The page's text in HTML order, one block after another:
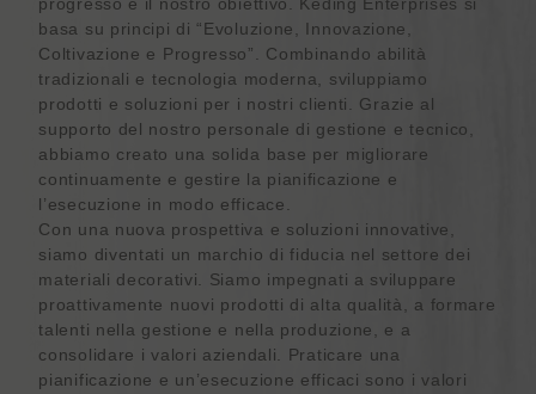
basa su principi di “Evoluzione, Innovazione,
Coltivazione e Progresso”. Combinando abilità
tradizionali e tecnologia moderna, sviluppiamo
prodotti e soluzioni per i nostri clienti. Grazie al
supporto del nostro personale di gestione e tecnico,
abbiamo creato una solida base per migliorare
continuamente e gestire la pianificazione e
l’esecuzione in modo efficace.
Con una nuova prospettiva e soluzioni innovative,
siamo diventati un marchio di fiducia nel settore dei
materiali decorativi. Siamo impegnati a sviluppare
proattivamente nuovi prodotti di alta qualità, a formare
talenti nella gestione e nella produzione, e a
consolidare i valori aziendali. Praticare una
pianificazione e un’esecuzione efficaci sono i valori